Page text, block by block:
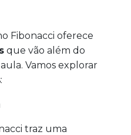
Fibonacci oferece
que vão além do
Vamos explorar
traz uma